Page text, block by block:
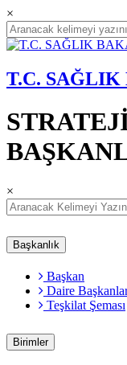
×
T.C.
×
Başkanlık
Başkan
Daire
Teşkilat Şeması
Birimler